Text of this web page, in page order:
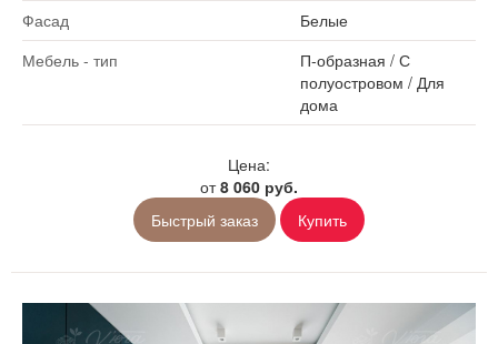
Фасад
Белые
Мебель - тип
П-образная / С
полуостровом / Для
дома
Цена:
от8 060 руб.
Быстрый заказ
Купить